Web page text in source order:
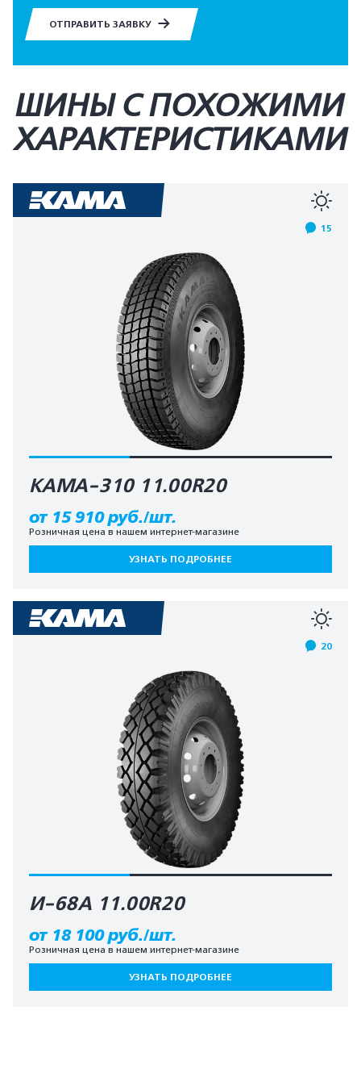
ОТПРАВИТЬ ЗАЯВКУ
ШИНЫ С ПОХОЖИМИ
ХАРАКТЕРИСТИКАМИ
15
КАМА-310 11.00R20
от 15 910 руб./шт.
Розничная цена в нашем интернет-магазине
УЗНАТЬ ПОДРОБНЕЕ
20
И-68А 11.00R20
от 18 100 руб./шт.
Розничная цена в нашем интернет-магазине
УЗНАТЬ ПОДРОБНЕЕ